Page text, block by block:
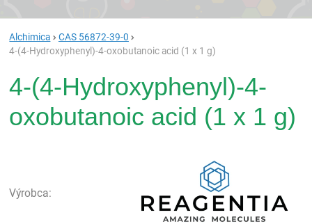
Alchimica
CAS 56872-39-0
4-(4-Hydroxyphenyl)-4-oxobutanoic acid (1 x 1 g)
4-(4-Hydroxyphenyl)-4-
oxobutanoic acid (1 x 1 g)
Výrobca: